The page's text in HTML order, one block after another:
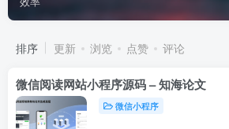
排序 更新 浏览 点赞 评论
微信阅读网站小程序源码 – 知海论文
微信小程序